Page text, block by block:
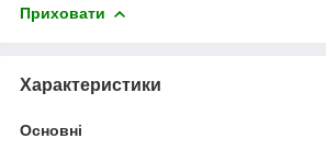
Приховати
Характеристики
Основні